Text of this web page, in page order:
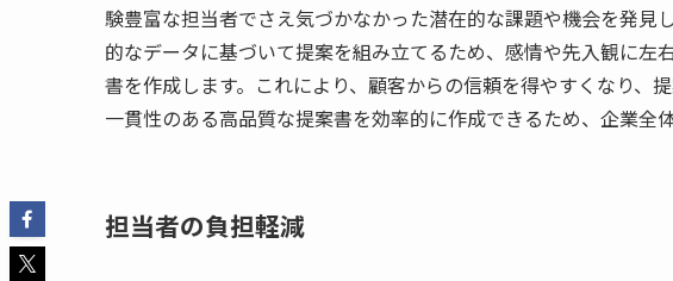
験豊富な担当者でさえ気づかなかった潜在的な課題や機会を発見
的なデータに基づいて提案を組み立てるため、感情や先入観に左
書を作成します。これにより、顧客からの信頼を得やすくなり、
一貫性のある高品質な提案書を効率的に作成できるため、企業全
担当者の負担軽減